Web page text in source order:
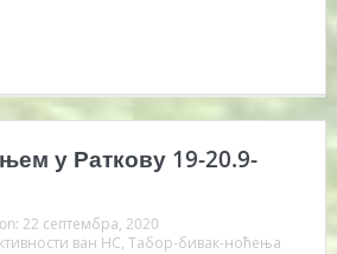
у Раткову 19-20.9-
on: 22 септембра, 2020
ван НС, Табор-бивак-ноћења